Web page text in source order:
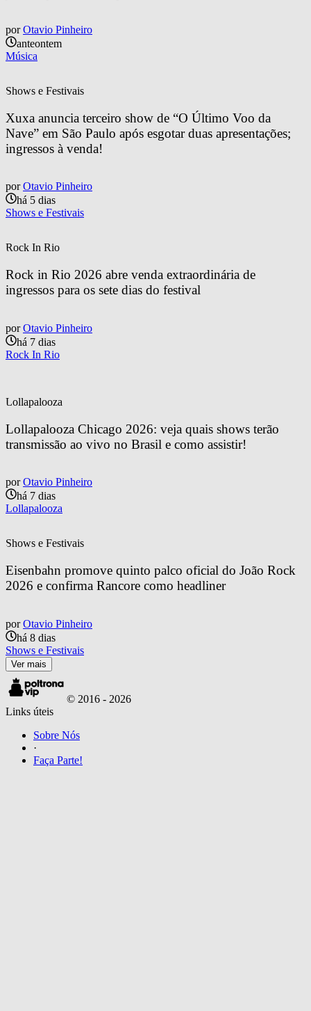
por Otavio Pinheiro
anteontem
Música
Shows e Festivais
Xuxa anuncia terceiro show de “O Último Voo da
Nave” em São Paulo após esgotar duas apresentações;
ingressos à venda!
por Otavio Pinheiro
há 5 dias
Shows e Festivais
Rock In Rio
Rock in Rio 2026 abre venda extraordinária de
ingressos para os sete dias do festival
por Otavio Pinheiro
há 7 dias
Rock In Rio
Lollapalooza
Lollapalooza Chicago 2026: veja quais shows terão
transmissão ao vivo no Brasil e como assistir!
por Otavio Pinheiro
há 7 dias
Lollapalooza
Shows e Festivais
Eisenbahn promove quinto palco oficial do João Rock
2026 e confirma Rancore como headliner
por Otavio Pinheiro
há 8 dias
Shows e Festivais
Ver mais
© 2016 - 2026
Links úteis
Sobre Nós
·
Faça Parte!